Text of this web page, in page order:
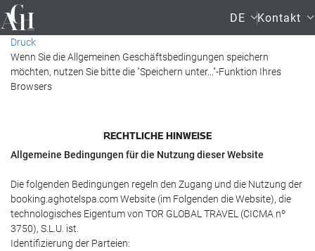
DE Kontakt
Druck
Wenn Sie die Allgemeinen Geschäftsbedingungen speichern
möchten, nutzen Sie bitte die "Speichern unter..."-Funktion Ihres
Browsers
RECHTLICHE HINWEISE
Allgemeine Bedingungen für die Nutzung dieser Website
Die folgenden Bedingungen regeln den Zugang und die Nutzung der
booking.aghotelspa.com Website (im Folgenden die Website), die
technologisches Eigentum von TOR GLOBAL TRAVEL (CICMA nº
3750), S.L.U. ist.
Identifizierung der Parteien: